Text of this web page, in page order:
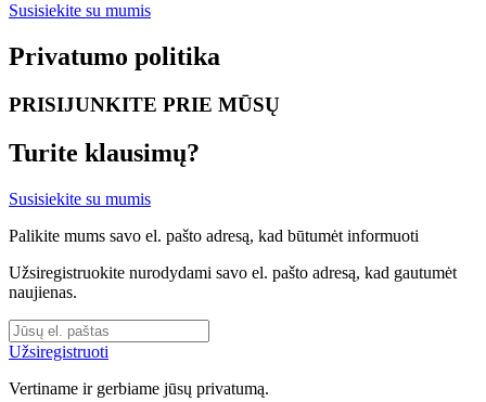
Susisiekite su mumis
Privatumo politika
PRISIJUNKITE PRIE MŪSŲ
Turite klausimų?
Susisiekite su mumis
Palikite mums savo el. pašto adresą, kad būtumėt informuoti
Užsiregistruokite nurodydami savo el. pašto adresą, kad gautumėt
naujienas.
Užsiregistruoti
Vertiname ir gerbiame jūsų privatumą.